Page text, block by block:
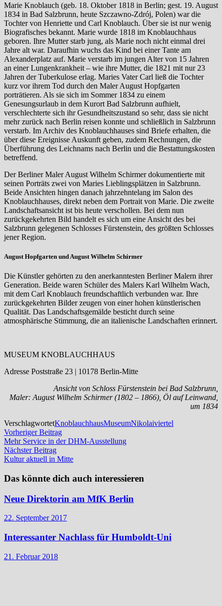
Marie Knoblauch (geb. 18. Oktober 1818 in Berlin; gest. 19. August
1834 in Bad Salzbrunn, heute Szczawno-Zdrój, Polen) war die
Tochter von Henriette und Carl Knoblauch. Über sie ist nur wenig
Biografisches bekannt. Marie wurde 1818 im Knoblauchhaus
geboren. Ihre Mutter starb jung, als Marie noch nicht einmal drei
Jahre alt war. Daraufhin wuchs das Kind bei einer Tante am
Alexanderplatz auf. Marie verstarb im jungen Alter von 15 Jahren
an einer Lungenkrankheit – wie ihre Mutter, die 1821 mit nur 23
Jahren der Tuberkulose erlag. Maries Vater Carl ließ die Tochter
kurz vor ihrem Tod durch den Maler August Hopfgarten
porträtieren. Als sie sich im Sommer 1834 zu einem
Genesungsurlaub in dem Kurort Bad Salzbrunn aufhielt,
verschlechterte sich ihr Gesundheitszustand so sehr, dass sie nicht
mehr zurück nach Berlin reisen konnte und schließlich in Salzbrunn
verstarb. Im Archiv des Knoblauchhauses sind Briefe erhalten, die
über diese Ereignisse Auskunft geben, zudem Rechnungen, die
Überführung des Leichnams nach Berlin und die Bestattungskosten
betreffend.
Der Berliner Maler August Wilhelm Schirmer dokumentierte mit
seinen Porträts zwei von Maries Lieblingsplätzen in Salzbrunn.
Beide Ansichten hingen danach jahrzehntelang im Salon des
Knoblauchhauses, direkt neben dem Portrait von Marie. Die zweite
Landschaftsansicht ist bis heute verschollen. Bei dem nun
zurückgekehrten Bild handelt es sich um eine Ansicht des bei
Salzbrunn gelegenen Schlosses Fürstenstein, des größten Schlosses
jener Region.
August Hopfgarten und August Wilhelm Schirmer
Die Künstler gehörten zu den anerkanntesten Berliner Malern ihrer
Generation. Beide waren Schüler des Malers Karl Wilhelm Wach,
mit dem Carl Knoblauch freundschaftlich verbunden war. Ihre
zurückgekehrten Bilder zeugen von einer hohen künstlerischen
Qualität. Das Landschaftsgemälde besticht durch seine
atmosphärische Stimmung, die an italienische Landschaften erinnert.
MUSEUM KNOBLAUCHHAUS
Adresse Poststraße 23 | 10178 Berlin-Mitte
Ansicht von Schloss Fürstenstein bei Bad Salzbrunn,
Maler: August Wilhelm Schirmer (1802 – 1866), Öl auf Leinwand,
um 1834
VerschlagwortetKnoblauchhausMuseumNikolaiviertel
Beitragsnavigation
Vorheriger BeitragVorheriger
Beitrag:
Mehr Service in der DHM-Ausstellung
Nächster BeitragNächster
Beitrag:
Kultur aktuell in Mitte
Das könnte dich auch interessieren
Neue Direktorin am MfK Berlin
22. September 2017
Interessanter Nachlass für Humboldt-Uni
21. Februar 2018